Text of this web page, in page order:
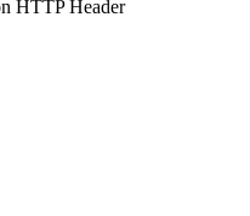
HTTP Header